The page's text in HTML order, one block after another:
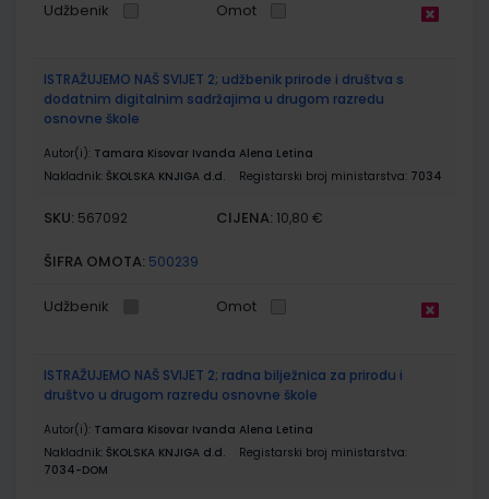
Udžbenik Omot
ISTRAŽUJEMO NAŠ SVIJET 2; udžbenik prirode i društva s
dodatnim digitalnim sadržajima u drugom razredu
osnovne škole
Autor(i): Tamara Kisovar Ivanda Alena Letina
Nakladnik: ŠKOLSKA KNJIGA d.d. Registarski broj ministarstva: 7034
SKU: 567092 CIJENA: 10,80 €
ŠIFRA OMOTA: 500239
Udžbenik Omot
ISTRAŽUJEMO NAŠ SVIJET 2; radna bilježnica za prirodu i
društvo u drugom razredu osnovne škole
Autor(i): Tamara Kisovar Ivanda Alena Letina
Nakladnik: ŠKOLSKA KNJIGA d.d.
Registarski broj ministarstva:
7034-DOM